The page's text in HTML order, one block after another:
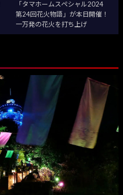
「タマホームスペシャル2024
第24回花火物語」が本日開催！
一万発の花火を打ち上げ